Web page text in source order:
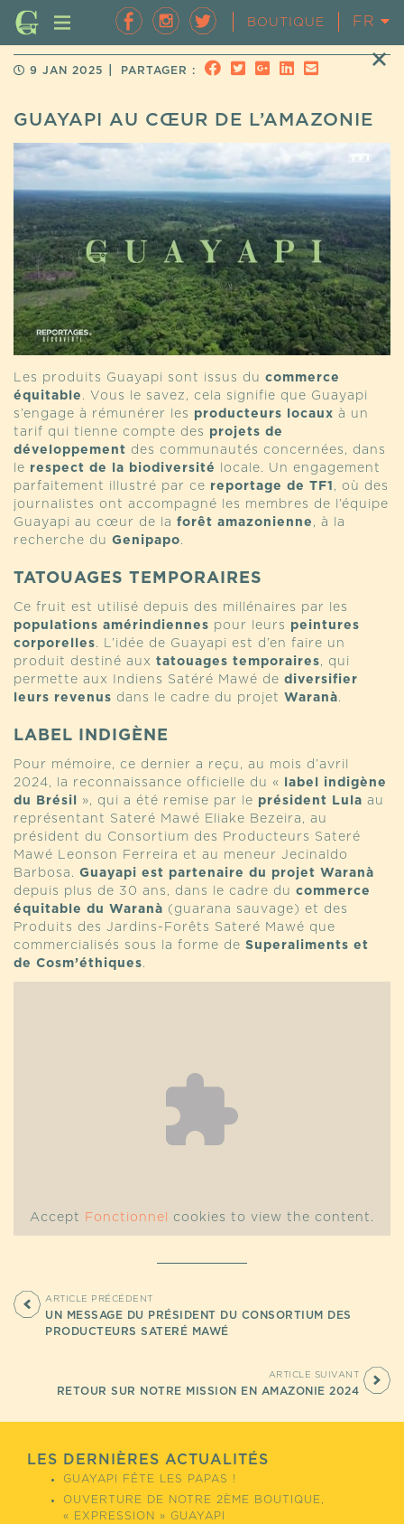
BOUTIQUE FR
EN
9 JAN 2025 PARTAGER :
GUAYAPI AU CŒUR DE L’AMAZONIE
Les produits Guayapi sont issus du commerce
équitable . Vous le savez, cela signifie que Guayapi
s’engage à rémunérer les producteurs locaux à un
tarif qui tienne compte des projets de
développement des communautés concernées, dans
le respect de la biodiversité
locale. Un engagement
parfaitement illustré par ce reportage de TF1 , où des
journalistes ont accompagné les membres de l’équipe
Guayapi au cœur de la forêt amazonienne , à la
recherche du Genipapo.
TATOUAGES TEMPORAIRES
Ce fruit est utilisé depuis des millénaires par les
populations amérindiennes pour leurs peintures
corporelles. L’idée de Guayapi est d’en faire un
produit destiné aux tatouages temporaires, qui
permette aux Indiens Satéré Mawé de diversifier
leurs revenus dans le cadre du projet Waranà.
LABEL INDIGÈNE
Pour mémoire, ce dernier a reçu, au mois d’avril
2024, la reconnaissance officielle du «
label indigène
du Brésil », qui a été remise par le président Lula au
représentant Sateré Mawé Eliake Bezeira, au
président du Consortium des Producteurs Sateré
Mawé Leonson Ferreira et au meneur Jecinaldo
Barbosa. Guayapi est partenaire du projet Waranà
depuis plus de 30 ans, dans le cadre du commerce
équitable du Waranà (guarana sauvage) et des
Produits des Jardins-Forêts Sateré Mawé que
commercialisés sous la forme de Superaliments et
de Cosm’éthiques.
Accept Fonctionnel cookies to view the content.
ARTICLE PRÉCÉDENT
UN MESSAGE DU PRÉSIDENT DU CONSORTIUM DES
PRODUCTEURS SATERÉ MAWÉ
ARTICLE SUIVANT
RETOUR SUR NOTRE MISSION EN AMAZONIE 2024
LES DERNIÈRES ACTUALITÉS
GUAYAPI FÊTE LES PAPAS !
OUVERTURE DE NOTRE 2ÈME BOUTIQUE,
« EXPRESSION » GUAYAPI